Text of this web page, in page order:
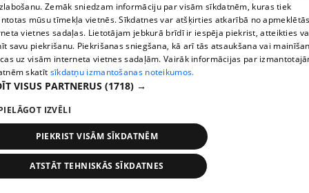
pirms 8 mēnešiem
Sarunā ar Inesi Supi "Ērkšķu" Evita izplūst asarās
12. epizode
Zemāk sniedzam informāciju par visām sīkdatnēm, kuras tiek
mūsu tīmekļa vietnēs. Sīkdatnes var atšķirties atkarībā no
vietnes sadaļas. Lietotājam jebkurā brīdī ir iespēja piekrist, atteikties
savu piekrišanu. Piekrišanas sniegšana, kā arī tās atsaukšana vai
uz visām interneta vietnes sadaļām. Vairāk informācijas par
skatīt sīkdatņu izmantošanas noteikumos.
VISUS PARTNERUS (1718) →
IZVĒLI
PIEKRIST VISĀM SĪKDATNĒM
ATSTĀT TEHNISKĀS SĪKDATNES